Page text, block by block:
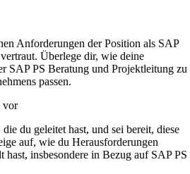
Anforderungen der Position als SAP
Überlege dir, wie deine
SAP PS Beratung und Projektleitung zu
passen.
vor
du geleitet hast, und sei bereit, diese
auf, wie du Herausforderungen
hast, insbesondere in Bezug auf SAP PS